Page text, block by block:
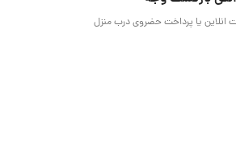
انلاین یا پرداخت حضروی درب منزل